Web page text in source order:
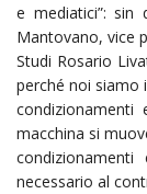
e mediatici”: sin
Mantovano, vice
Studi Rosario
perché noi siamo
macchina si
necessario al